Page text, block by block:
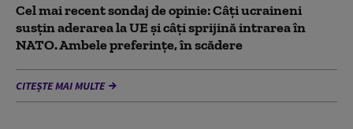
Cel mai recent sondaj de opinie: Câți ucraineni
susțin aderarea la UE și câți sprijină intrarea în
NATO. Ambele preferințe, în scădere
CITEȘTE MAI MULTE